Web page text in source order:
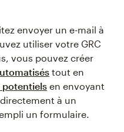
envoyer un e-mail à
utiliser votre GRC
vous pouvez créer
tout en
potentiels en envoyant
à un
un formulaire.